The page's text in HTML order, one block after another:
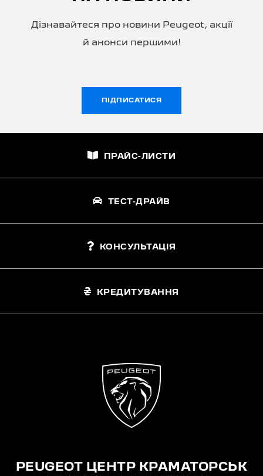
Дізнавайтеся про новини Peugeot, акції
й анонси першими!
ПІДПИСАТИСЯ
ПРАЙС-ЛИСТИ
ТЕСТ-ДРАЙВ
КОНСУЛЬТАЦІЯ
КРЕДИТУВАННЯ
PEUGEOT ЦЕНТР КРАМАТОРСЬК